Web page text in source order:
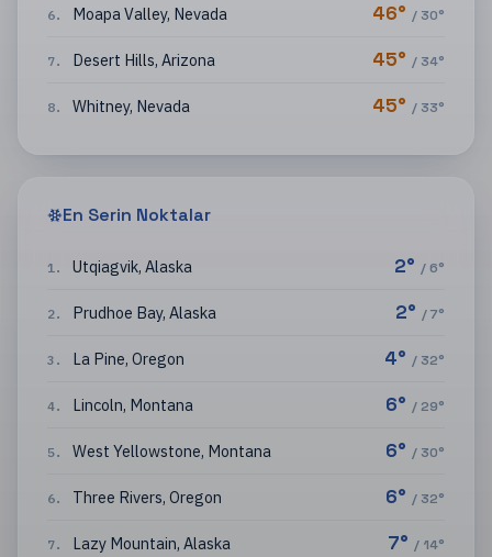
6. Moapa Valley, Nevada 46° / 30°
7. Desert Hills, Arizona 45° / 34°
8. Whitney, Nevada 45° / 33°
En Serin Noktalar
1. Utqiagvik, Alaska 2° /6°
2. Prudhoe Bay, Alaska 2° /7°
3 . La Pine, Oregon 4° / 32°
4. Lincoln, Montana 6° /29°
5. West Yellowstone, Montana 6° / 30°
6. Three Rivers, Oregon 6° / 32°
7. Lazy Mountain, Alaska 7° / 14°